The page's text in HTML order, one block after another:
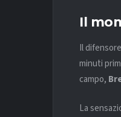
Il
Il
minuti
campo,
La